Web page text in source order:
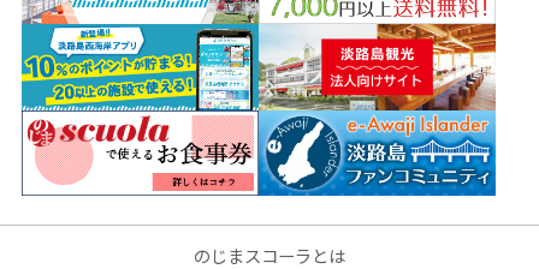
のじまスコーラとは